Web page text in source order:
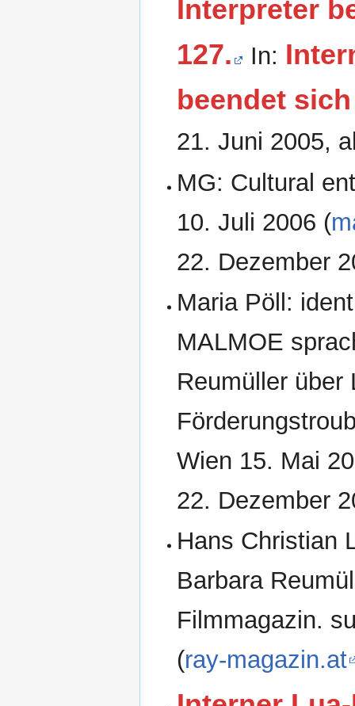
Interpreter
127.
In:
beendet
21. Juni 2005,
MG: Cultural
10. Juli 2006 (
22. Dezember
Maria Pöll:
MALMOE
Reumüller über
Wien 15. Mai
22. Dezember
Hans Christian
Barbara
Filmmagazin.
(ray-magazin.at